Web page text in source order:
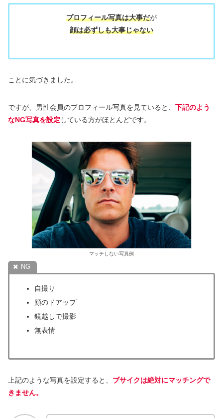
プロフィール写真は大事だが
顔は必ずしも大事じゃない
ことに気づきました。
ですが、男性会員のプロフィール写真を見ていると、 下記のよう
なNG写真を設定 している方がほとんどです。
マッチしない写真例
自撮り
顔のドアップ
鏡越しで撮影
無表情
上記のような写真を設定すると、 ブサイクは絶対にマッチングで
きません。